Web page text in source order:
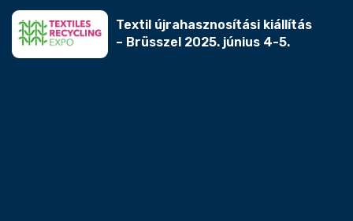
Textil újrahasznosítási kiállítás
– Brüsszel 2025. június 4-5.